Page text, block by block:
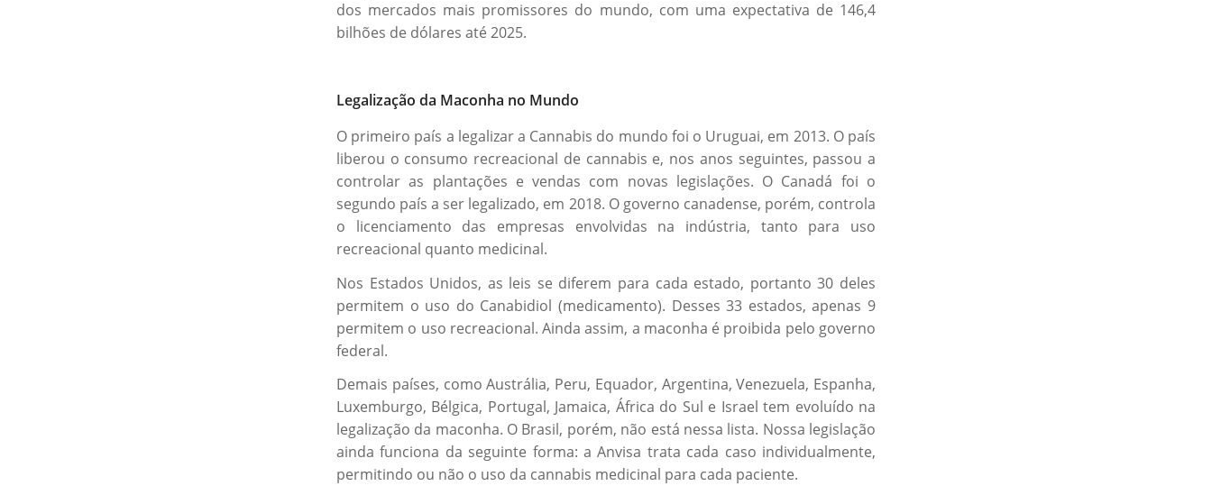
dos mercados mais promissores do mundo, com uma expectativa de 146,4
bilhões de dólares até 2025.
Legalização da Maconha no Mundo
O primeiro país a legalizar a Cannabis do mundo foi o Uruguai, em 2013. O país
liberou o consumo recreacional de cannabis e, nos anos seguintes, passou a
controlar as plantações e vendas com novas legislações. O Canadá foi o
segundo país a ser legalizado, em 2018. O governo canadense, porém, controla
o licenciamento das empresas envolvidas na indústria, tanto para uso
recreacional quanto medicinal.
Nos Estados Unidos, as leis se diferem para cada estado, portanto 30 deles
permitem o uso do Canabidiol (medicamento). Desses 33 estados, apenas 9
permitem o uso recreacional. Ainda assim, a maconha é proibida pelo governo
federal.
Demais países, como Austrália, Peru, Equador, Argentina, Venezuela, Espanha,
Luxemburgo, Bélgica, Portugal, Jamaica, África do Sul e Israel tem evoluído na
legalização da maconha. O Brasil, porém, não está nessa lista. Nossa legislação
ainda funciona da seguinte forma: a Anvisa trata cada caso individualmente,
permitindo ou não o uso da cannabis medicinal para cada paciente.